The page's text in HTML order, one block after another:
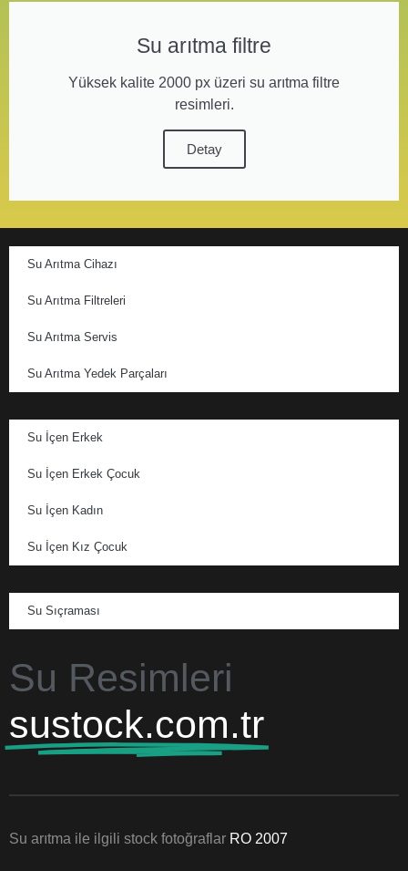
Su arıtma filtre
Yüksek kalite 2000 px üzeri su arıtma filtre
resimleri.
Detay
Su Arıtma Cihazı
Su Arıtma Filtreleri
Su Arıtma Servis
Su Arıtma Yedek Parçaları
Su İçen Erkek
Su İçen Erkek Çocuk
Su İçen Kadın
Su İçen Kız Çocuk
Su Sıçraması
Su Resimleri
sustock.com.tr
Su arıtma ile ilgili stock fotoğraflar RO 2007